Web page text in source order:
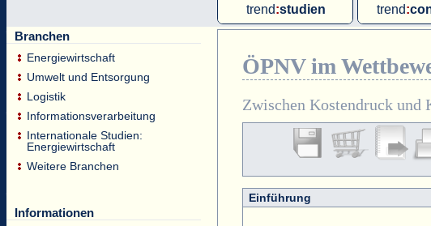
trend:studien
Single-Client-Studien
trend:
Due
Branchen
Energiewirtschaft
Umwelt und Entsorgung
Logistik
Informationsverarbeitung
Internationale Studien:
Energiewirtschaft
Weitere Branchen
Informationen
ÖPNV im
Zwischen Kostendruck und
Einführung